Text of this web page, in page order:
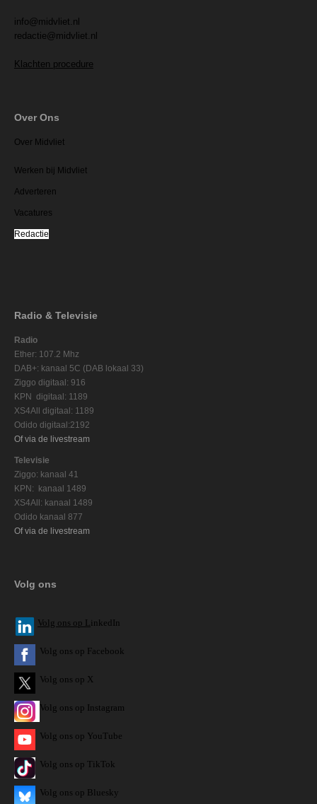
info@midvliet.nl
redactie@midvliet.nl
Klachten procedure
Over Ons
Over Midvliet
Werken bij Midvliet
Adverteren
Vacatures
Redactie
Radio & Televisie
Radio
Ether: 107.2 Mhz
DAB+: kanaal 5C (DAB lokaal 33)
Ziggo digitaal: 916
KPN digitaal: 1189
XS4All digitaal: 1189
Odido digitaal:2192
Of via de livestream
Televisie
Ziggo: kanaal 41
KPN: kanaal 1489
XS4All: kanaal 1489
Odido kanaal 877
Of via de livestream
Volg ons
Volg ons op L inkedIn
Volg ons op Facebook
Volg ons op X
Volg ons op Instagram
Volg ons op YouTube
Volg ons op TikTok
Volg ons op Bluesky